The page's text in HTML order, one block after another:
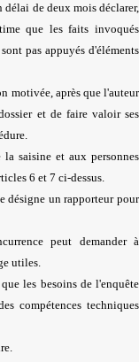
de deux mois déclarer,
que les faits invoqués
pas appuyés d'éléments
motivée, après que l'auteur
et de faire valoir ses
saisine et aux personnes
6 et 7 ci-dessus.
désigne un rapporteur pour
peut demander à
utiles.
les besoins de l'enquête
compétences techniques